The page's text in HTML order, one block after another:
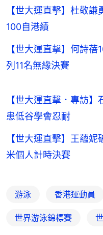
【世大運直擊】杜敬
100自港績
【世大運直擊】何詩
列11名無緣決賽
【世大運直擊．專訪
患低谷學會忍耐
【世大運直擊】王蘊
米個人計時決賽
游泳 香港運動員
世界游泳錦標賽